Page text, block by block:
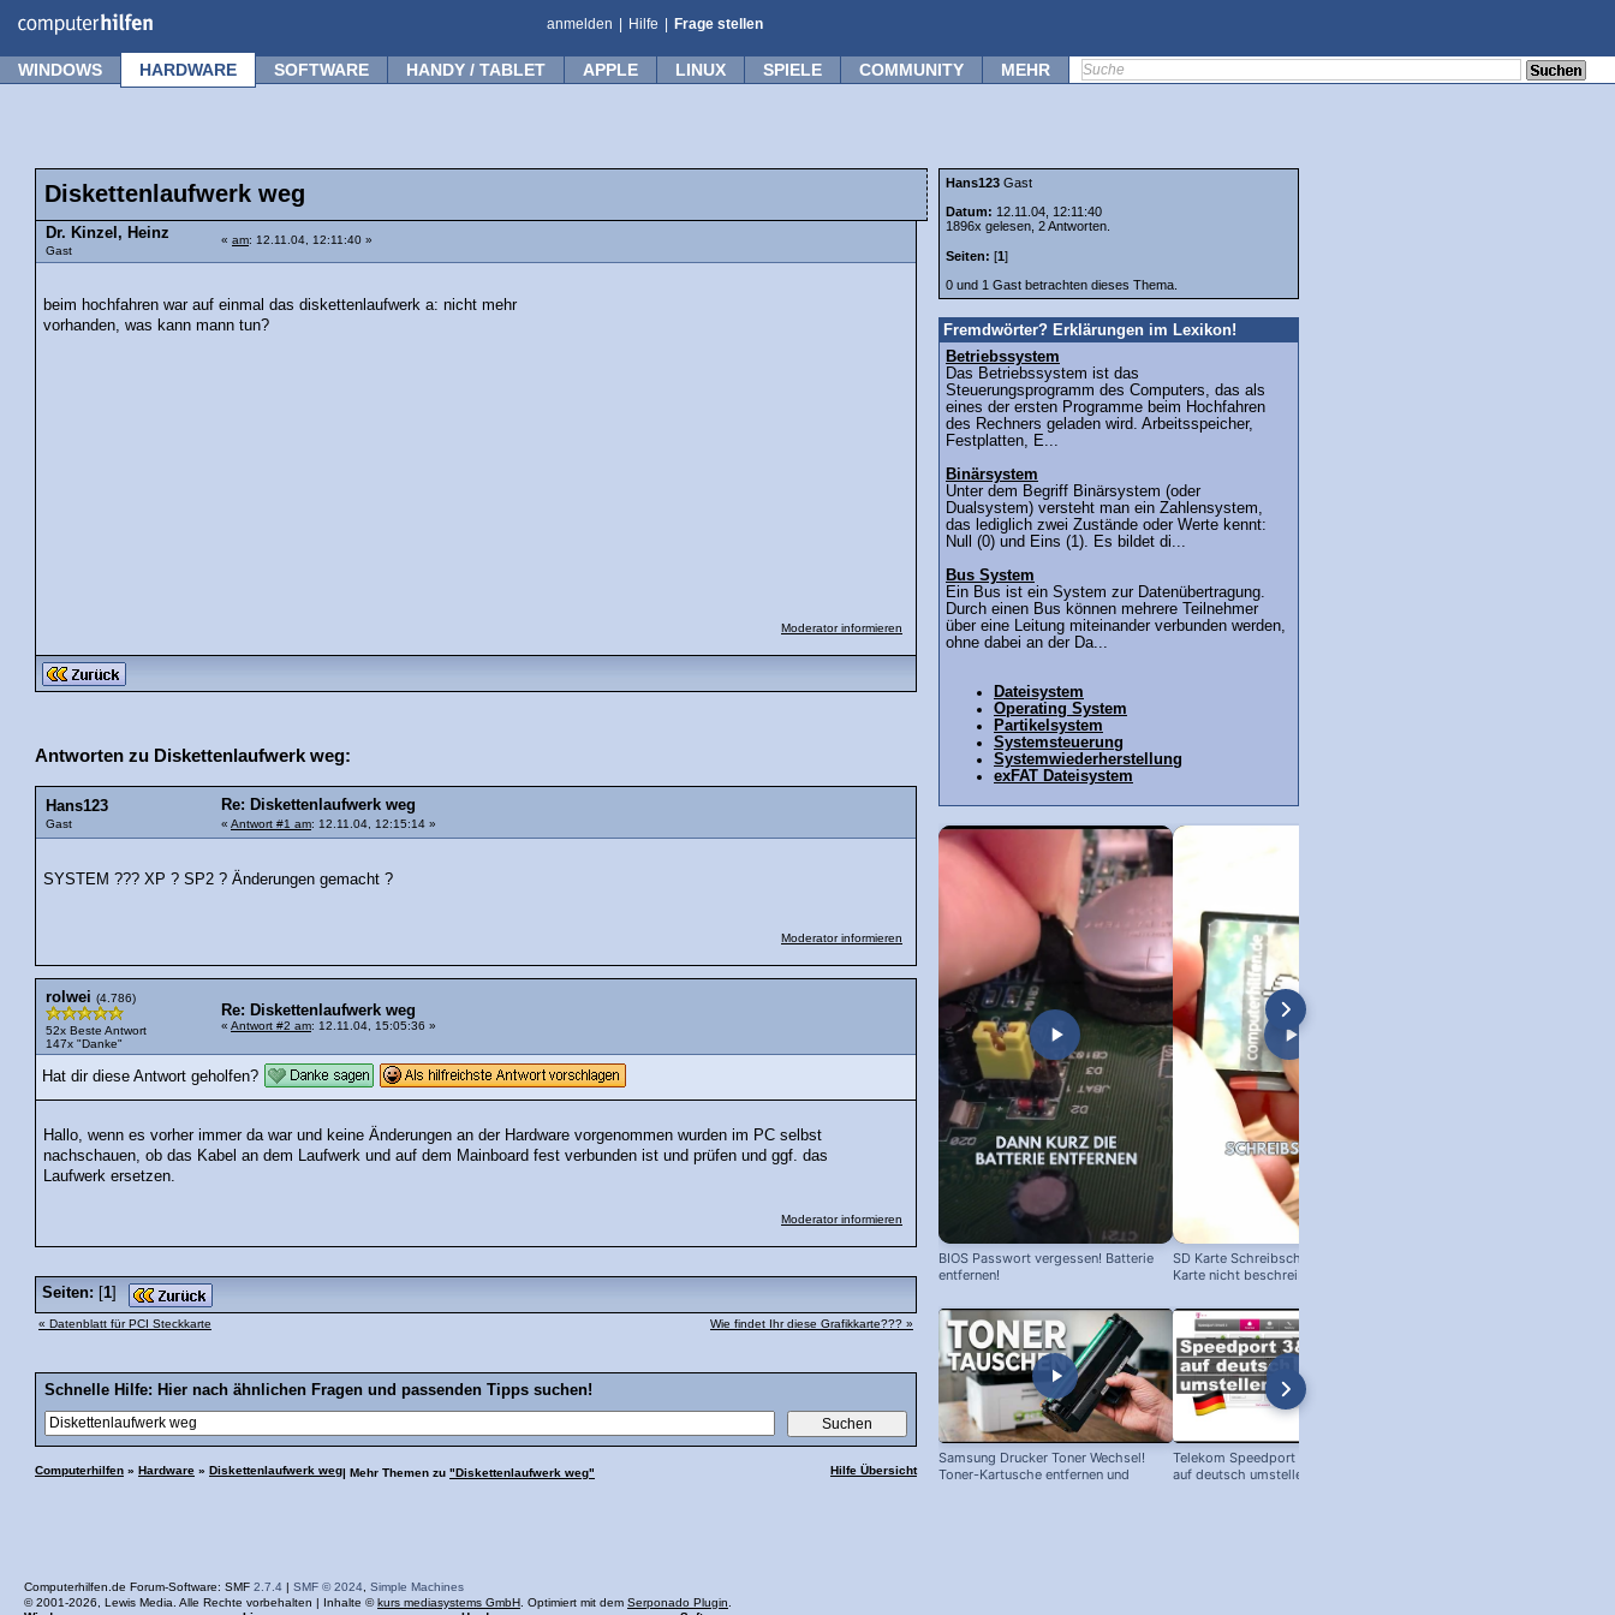
anmelden Hilfe Frage stellen
WINDOWS HARDWARE SOFTWARE HANDY / TABLET APPLE LINUX SPIELE COMMUNITY MEHR
Diskettenlaufwerk weg
Dr. Kinzel, Heinz
Gast
« am: 12.11.04, 12:11:40 »
beim hochfahren war auf einmal das diskettenlaufwerk a: nicht mehr
vorhanden, was kann mann tun?
Moderator informieren
Antworten zu Diskettenlaufwerk weg:
Hans123
Gast
Re: Diskettenlaufwerk weg
« Antwort #1 am: 12.11.04, 12:15:14 »
SYSTEM ??? XP ? SP2 ? Änderungen gemacht ?
Moderator informieren
rolwei (4.786)
52x Beste Antwort
147x "Danke"
Re: Diskettenlaufwerk weg
« Antwort #2 am: 12.11.04, 15:05:36 »
Hat dir diese Antwort geholfen?
Hallo, wenn es vorher immer da war und keine Änderungen an der Hardware vorgenommen wurden im PC selbst
nachschauen, ob das Kabel an dem Laufwerk und auf dem Mainboard fest verbunden ist und prüfen und ggf. das
Laufwerk ersetzen.
Moderator informieren
Seiten: [1]
« Datenblatt für PCI Steckkarte Wie findet Ihr diese Grafikkarte??? »
Schnelle Hilfe: Hier nach ähnlichen Fragen und passenden Tipps suchen!
Computerhilfen » Hardware » Diskettenlaufwerk weg Hilfe Übersicht
| Mehr Themen zu "Diskettenlaufwerk weg"
Hans123 Gast
Datum: 12.11.04, 12:11:40
1896x gelesen, 2 Antworten.
Seiten: [1]
0 und 1 Gast betrachten dieses Thema.
Fremdwörter? Erklärungen im Lexikon!
Betriebssystem
Das Betriebssystem ist das
Steuerungsprogramm des Computers, das als
eines der ersten Programme beim Hochfahren
des Rechners geladen wird. Arbeitsspeicher,
Festplatten, E...
Binärsystem
Unter dem Begriff Binärsystem (oder
Dualsystem) versteht man ein Zahlensystem,
das lediglich zwei Zustände oder Werte kennt:
Null (0) und Eins (1). Es bildet di...
Bus System
Ein Bus ist ein System zur Datenübertragung.
Durch einen Bus können mehrere Teilnehmer
über eine Leitung miteinander verbunden werden,
ohne dabei an der Da...
Dateisystem
Operating System
Partikelsystem
Systemsteuerung
Systemwiederherstellung
exFAT Dateisystem
BIOS Passwort vergessen! Batterie
entfernen!
SD Karte Schreibschutz austricksen:
Karte nicht beschreibbar?
Samsung Drucker Toner Wechsel!
Toner-Kartusche entfernen und
Telekom Speedport Router: Sprache
auf deutsch umstellen!
Computerhilfen.de Forum-Software: SMF 2.7.4 | SMF © 2024 Simple Machines
© 2001-2026, Lewis Media. Alle Rechte vorbehalten | Inhalte ©kurs mediasystems GmbH . Optimiert mit dem Serponado Plugin